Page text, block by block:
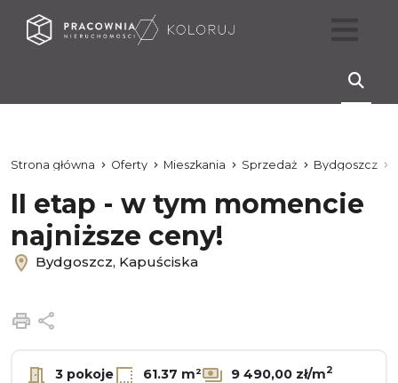
Strona główna Oferty Mieszkania Sprzedaż Bydgoszcz
II etap - w tym momencie
najniższe ceny!
Bydgoszcz, Kapuściska
Drukuj
3 pokoje 61.37 m² 9 490,00 zł/m2